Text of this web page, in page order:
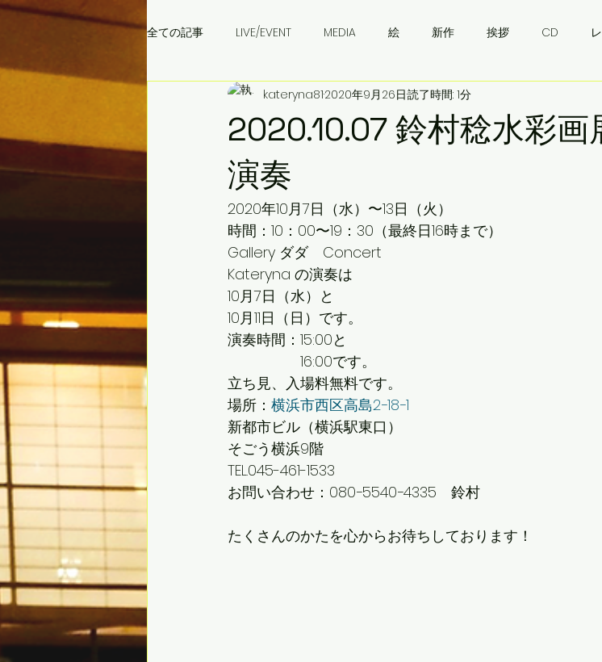
全ての記事 LIVE/EVENT MEDIA 絵 新作 挨拶 CD
成田音楽学校 ウクライナ料理・ウクライナワイン会
2020.10.07 鈴村稔水彩
演奏
kateryna812020年9月26日読了時間: 1分
2020年10月7日（水）〜13日（火）
時間：10：00〜19：30（最終日16時まで）
Gallery ダダ　Concert
Kateryna の演奏は
10月7日（水）と
10月11日（日）です。
演奏時間：15:00と
16:00です。
立ち見、入場料無料です。
場所： 横浜市西区高島2−18−1
新都市ビル（横浜駅東口）
そごう横浜9階
TEL.045-461-1533
お問い合わせ：080−5540−4335　鈴村
たくさんのかたを心からお待ちしております！